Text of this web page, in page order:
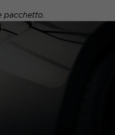
pacchetto.